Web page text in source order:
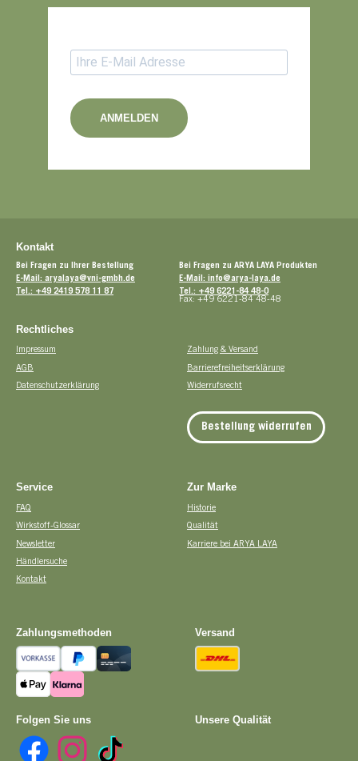
ANMELDEN
Kontakt
Bei Fragen zu Ihrer Bestellung
E-Mail: aryalaya@vni-gmbh.de
Tel.: +49 2419 578 11 87
Bei Fragen zu ARYA LAYA Produkten
E-Mail: info@arya-laya.de
Tel.: +49 6221-84 48-0
Fax: +49 6221-84 48-48
Rechtliches
Impressum
AGB
Datenschutzerklärung
Zahlung & Versand
Barrierefreiheitserklärung
Widerrufsrecht
Bestellung widerrufen
Service
FAQ
Wirkstoff-Glossar
Newsletter
Händlersuche
Kontakt
Zur Marke
Historie
Qualität
Karriere bei ARYA LAYA
Folgen Sie uns
Facebook Instagram TikTok
Zahlungsmethoden
Vorkasse PayPal Kreditkarte
Apple Pay Pay with Klarna
Versand
Unsere Qualität